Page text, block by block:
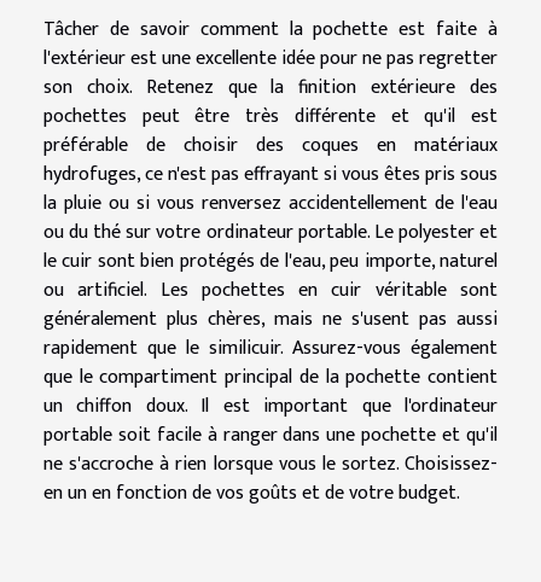
Tâcher de savoir comment la pochette est faite à
l'extérieur est une excellente idée pour ne pas regretter
son choix. Retenez que la finition extérieure des
pochettes peut être très différente et qu'il est
préférable de choisir des coques en matériaux
hydrofuges, ce n'est pas effrayant si vous êtes pris sous
la pluie ou si vous renversez accidentellement de l'eau
ou du thé sur votre ordinateur portable. Le polyester et
le cuir sont bien protégés de l'eau, peu importe, naturel
ou artificiel. Les pochettes en cuir véritable sont
généralement plus chères, mais ne s'usent pas aussi
rapidement que le similicuir. Assurez-vous également
que le compartiment principal de la pochette contient
un chiffon doux. Il est important que l'ordinateur
portable soit facile à ranger dans une pochette et qu'il
ne s'accroche à rien lorsque vous le sortez. Choisissez-
en un en fonction de vos goûts et de votre budget.